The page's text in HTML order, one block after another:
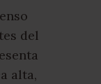
del
alta,